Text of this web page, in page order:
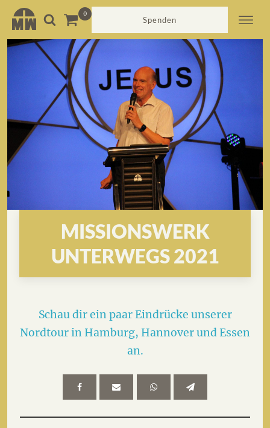
Spenden
MISSIONSWERK
UNTERWEGS 2021
Schau dir ein paar Eindrücke unserer
Nordtour in Hamburg, Hannover und Essen
an.